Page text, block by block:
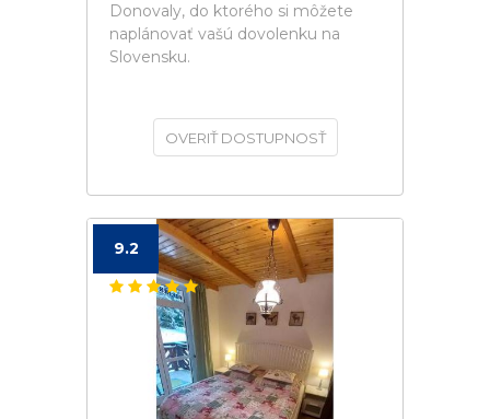
Donovaly, do ktorého si môžete
naplánovať vašú dovolenku na
Slovensku.
OVERIŤ DOSTUPNOSŤ
9.2